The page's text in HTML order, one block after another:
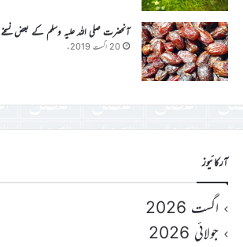
آنحضرت صلی اللہ علیہ وسلم کے بعض نسخے
20 اگست 2019ء
آرکائیوز
اگست 2026
جولائی 2026